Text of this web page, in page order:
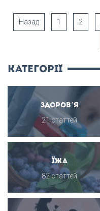
Назад 1 2
категорії
Здоров’я
21 статтей
Їжа
82 статтей